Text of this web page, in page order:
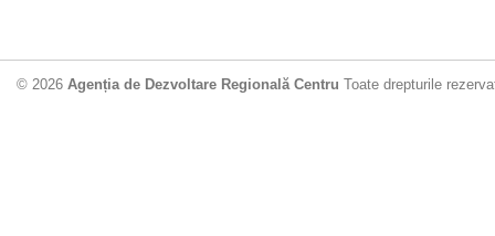
© 2026 Agenția de Dezvoltare Regională Centru Toate drepturile